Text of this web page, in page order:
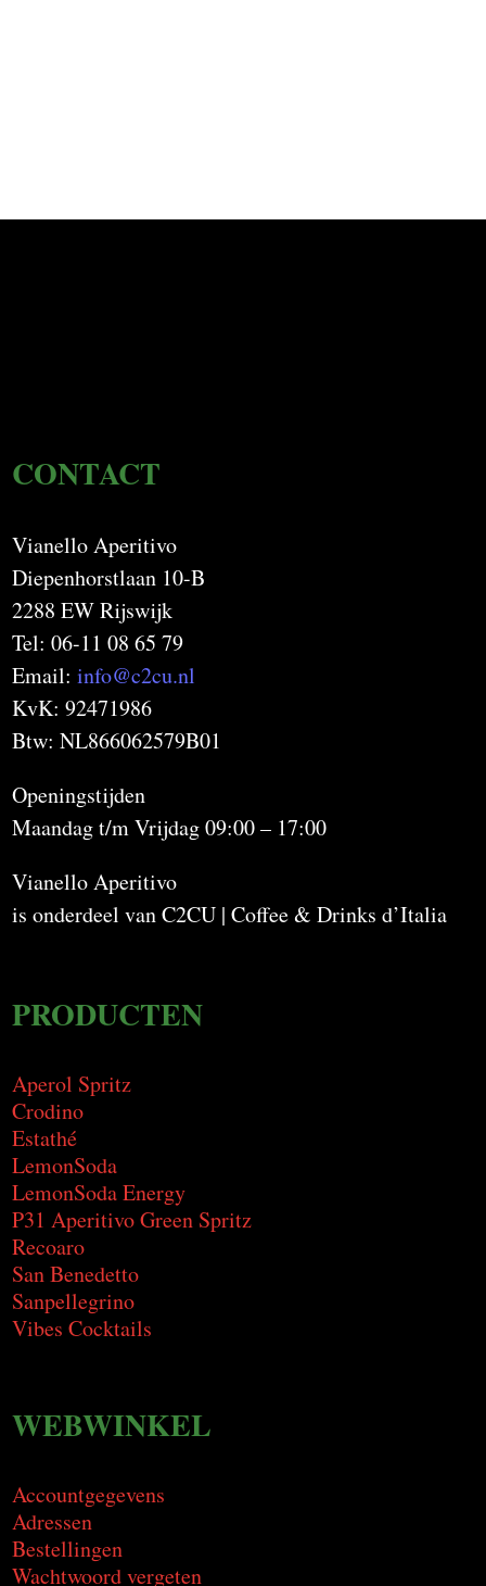
CONTACT
Vianello Aperitivo
Diepenhorstlaan 10-B
2288 EW Rijswijk
Tel: 06-11 08 65 79
Email:info@c2cu.nl
KvK: 92471986
Btw: NL866062579B01
Openingstijden
Maandag t/m Vrijdag 09:00 – 17:00
Vianello Aperitivo
is onderdeel van C2CU | Coffee & Drinks d’Italia
PRODUCTEN
Aperol Spritz
Crodino
Estathé
LemonSoda
LemonSoda Energy
P31 Aperitivo Green Spritz
Recoaro
San Benedetto
Sanpellegrino
Vibes Cocktails
WEBWINKEL
Accountgegevens
Adressen
Bestellingen
Wachtwoord vergeten